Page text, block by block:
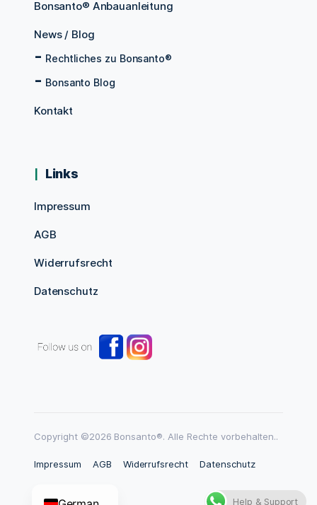
Bonsanto® Anbauanleitung
News / Blog
Rechtliches zu Bonsanto®
Bonsanto Blog
Kontakt
Links
Impressum
AGB
Widerrufsrecht
Datenschutz
Copyright ©2026 Bonsanto®. Alle Rechte vorbehalten..
Impressum AGB Widerrufsrecht Datenschutz
Help & Support